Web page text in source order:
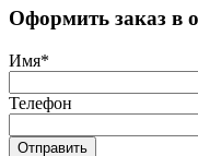
Оформить заказ в
Имя*
Телефон
Отправить